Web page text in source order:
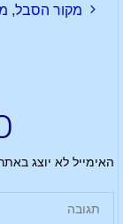
מקור הסבל,
האימייל לא יוצג